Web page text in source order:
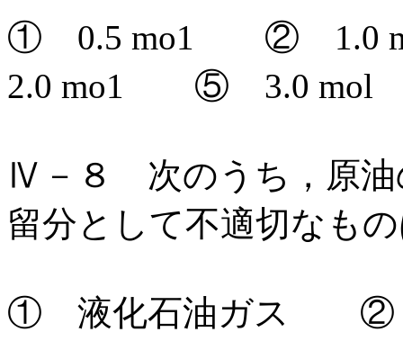
① 0.5 mo1 ②
2.0 mo1 ⑤ 3.0 mol
Ⅳ－８ 次のうち，原油
留分として不適切なも
① 液化石油ガ